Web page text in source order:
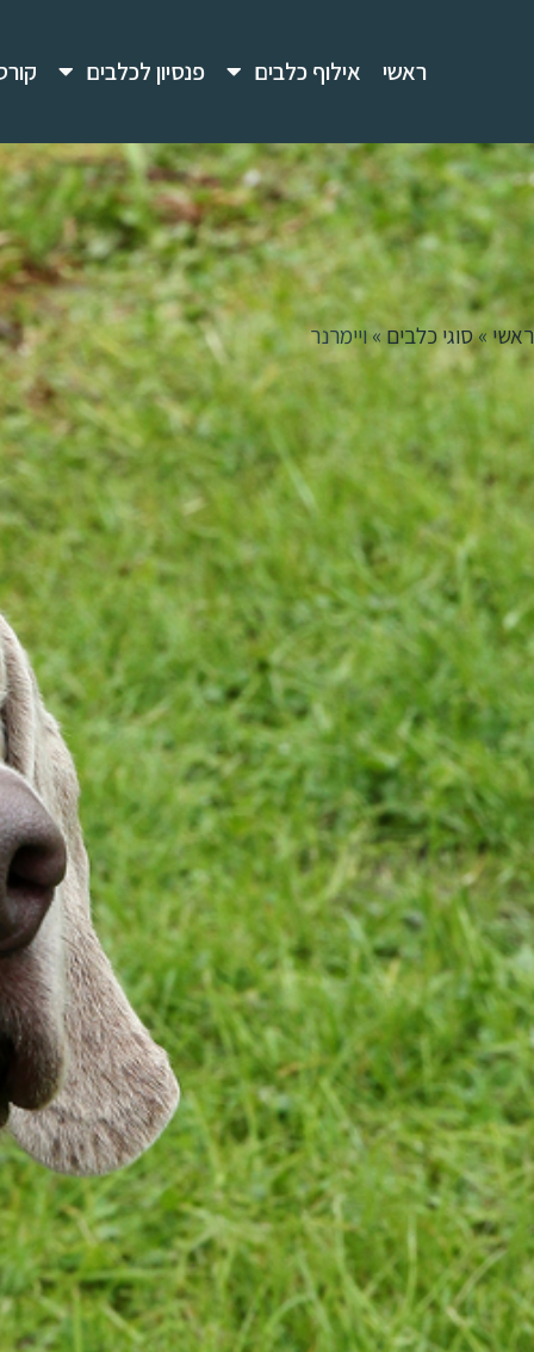
ראשי אילוף כלבים פנסיון לכלבים
ראשי »סוגי כלבים »ויימרנר